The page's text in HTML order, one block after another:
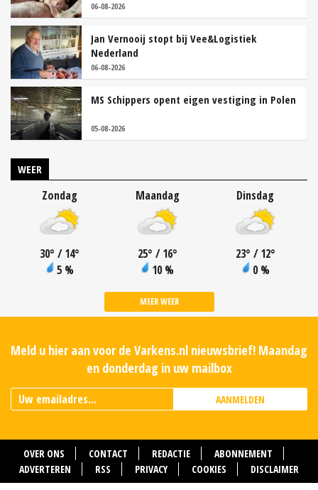
06-08-2026
Jan Vernooij stopt bij Vee&Logistiek
Nederland
06-08-2026
MS Schippers opent eigen vestiging in Polen
05-08-2026
WEER
Zondag
30° / 14°
5 %
Maandag
25° / 16°
10 %
Dinsdag
23° / 12°
0 %
MEER WEER
Meld u hier aan voor de Varkens.nl nieuwsbrief! Maandag
en donderdag in uw mailbox
AANMELDEN
OVER ONS CONTACT REDACTIE
ABONNEMENT
ADVERTEREN
RSS PRIVACY COOKIES DISCLAIMER